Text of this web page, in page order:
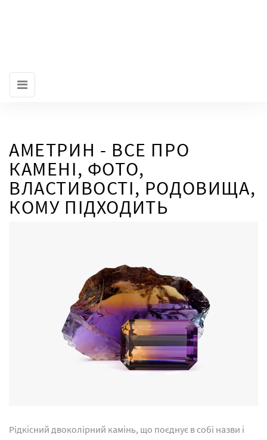
АМЕТРИН - ВСЕ ПРО
КАМЕНІ, ФОТО,
ВЛАСТИВОСТІ, РОДОВИЩА,
КОМУ ПІДХОДИТЬ
Рідкісний двоколірний камінь, що поєднує в собі назви і